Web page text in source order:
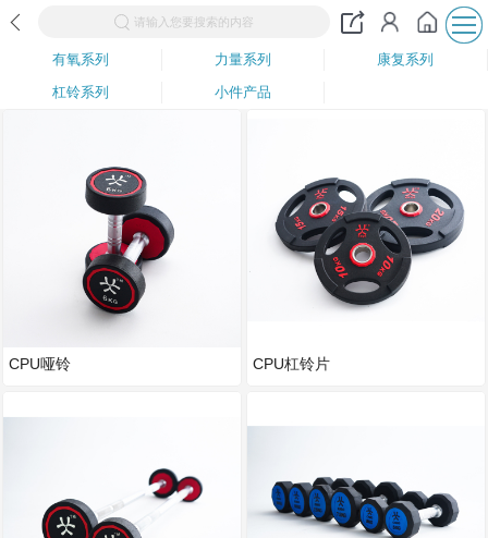
请输入您要搜索的内容
有氧系列 力量系列
康复系列
杠铃系列
小件产品
CPU哑铃 CPU杠铃片